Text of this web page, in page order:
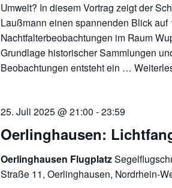
Umwelt? In diesem Vortrag zeigt der
Laußmann einen spannenden Blick auf
Nachtfalterbeobachtungen im Raum
Grundlage historischer Sammlungen
Beobachtungen entsteht ein …
Oerlinghausen:
25. Juli 2025 @ 21:00 -23:59
Oerlinghausen Flugplatz
Straße 11, Oerlinghausen, Nordrhein-